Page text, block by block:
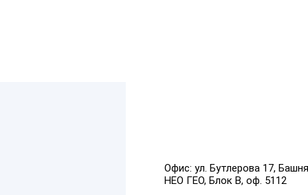
Офис: ул. Бутлерова 17, Башня
НЕО ГЕО, Блок В, оф. 5112